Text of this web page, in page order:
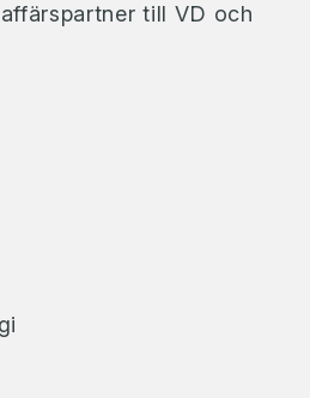
till VD och